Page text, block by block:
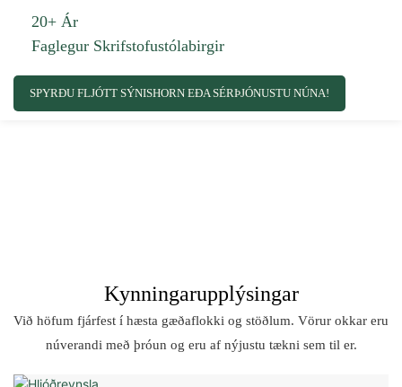
20+ Ár
Faglegur Skrifstofustólabirgir
SPYRÐU FLJÓTT SÝNISHORN EÐA SÉRÞJÓNUSTU NÚNA!
Kynningarupplýsingar
Við höfum fjárfest í hæsta gæðaflokki og stöðlum. Vörur okkar eru
núverandi með þróun og eru af nýjustu tækni sem til er.